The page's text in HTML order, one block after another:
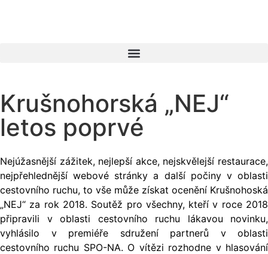
Krušnohorská „NEJ“
letos poprvé
Nejúžasnější zážitek, nejlepší akce, nejskvělejší restaurace,
nejpřehlednější webové stránky a další počiny v oblasti
cestovního ruchu, to vše může získat ocenění Krušnohoská
„NEJ“ za rok 2018. Soutěž pro všechny, kteří v roce 2018
připravili v oblasti cestovního ruchu lákavou novinku,
vyhlásilo v premiéře sdružení partnerů v oblasti
cestovního ruchu SPO-NA. O vítězi rozhodne v hlasování